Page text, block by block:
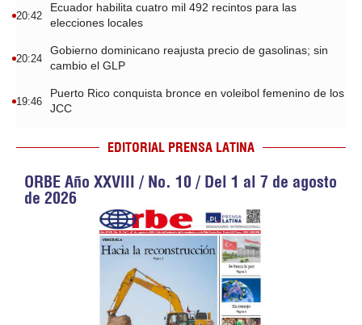
20:42
Ecuador habilita cuatro mil 492 recintos para las
elecciones locales
20:24
Gobierno dominicano reajusta precio de gasolinas; sin
cambio el GLP
19:46
Puerto Rico conquista bronce en voleibol femenino de los
JCC
EDITORIAL PRENSA LATINA
ORBE Año XXVIII / No. 10 / Del 1 al 7 de agosto
de 2026